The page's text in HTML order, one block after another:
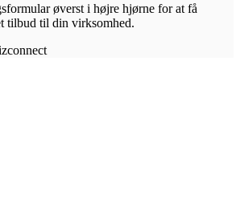
øverst i højre hjørne for at få
tilbud til din virksomhed.